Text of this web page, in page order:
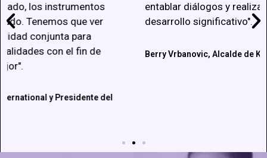
entablar diálogos y realizar un trabajo de
desarrollo significativo".
Berry Vrbanovic, Alcalde de Kitchener, Tesorero de CGLU